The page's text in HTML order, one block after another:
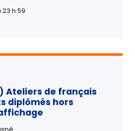
23 h 59
Ateliers de français
diplômés hors